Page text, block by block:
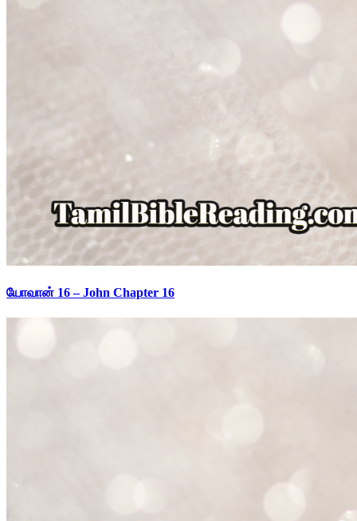
யோவான் 16 – John Chapter 16